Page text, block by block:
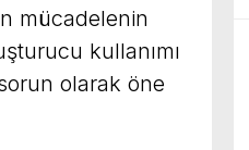
mücadelenin
kullanımı
olarak öne